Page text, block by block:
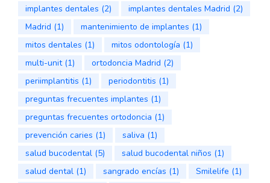
implantes dentales (2) implantes dentales Madrid (2)
Madrid (1) mantenimiento de implantes (1)
mitos dentales (1) mitos odontología (1)
multi-unit(1) ortodoncia Madrid (2)
periimplantitis (1) periodontitis (1)
preguntas frecuentes implantes (1)
preguntas frecuentes ortodoncia (1)
prevención caries (1) saliva (1)
salud bucodental (5) salud bucodental niños (1)
salud dental (1) sangrado encías (1) Smilelife (1)